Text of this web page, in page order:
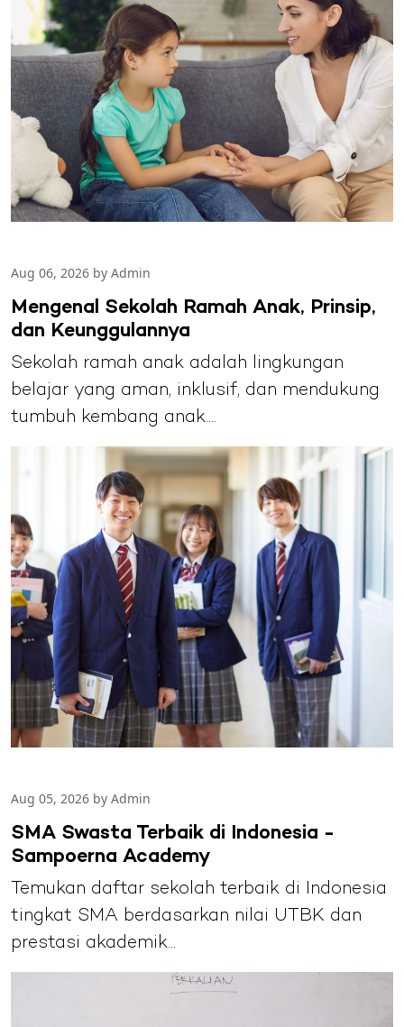
Aug 06, 2026 by Admin
Mengenal Sekolah Ramah Anak, Prinsip,
dan Keunggulannya
Sekolah ramah anak adalah lingkungan
belajar yang aman, inklusif, dan mendukung
tumbuh kembang anak....
Aug 05, 2026 by Admin
SMA Swasta Terbaik di Indonesia -
Sampoerna Academy
Temukan daftar sekolah terbaik di Indonesia
tingkat SMA berdasarkan nilai UTBK dan
prestasi akademik...